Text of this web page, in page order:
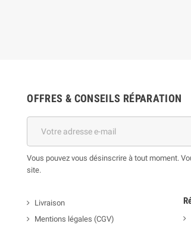
OFFRES & CONSEILS RÉPARATION
Vous pouvez vous désinscrire à tout moment.
site.
Livraison
Mentions légales (CGV)